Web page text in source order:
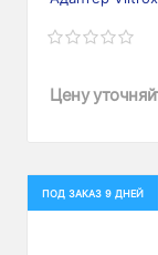
Цену
ПОД ЗАКАЗ 9 ДНЕЙ